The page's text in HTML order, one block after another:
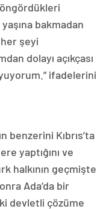
bakmadan
şeyi
dolayı açıkçası
ifadelerini
benzerini Kıbrıs’ta
yaptığını ve
halkının geçmişte
Ada’da bir
devletli çözüme